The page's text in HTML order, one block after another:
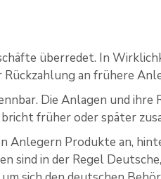
überredet. In
an frühere
Die Anlagen und ihre
früher oder später
Anlegern Produkte an,
sind in der Regel